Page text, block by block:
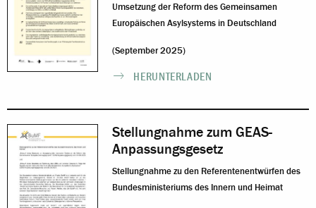
Umsetzung der Reform des Gemeinsamen
Europäischen Asylsystems in Deutschland
(September 2025)
HERUNTERLADEN
Stellungnahme zum GEAS-
Anpassungsgesetz
Stellungnahme zu den Referentenentwürfen des
Bundesministeriums des Innern und Heimat